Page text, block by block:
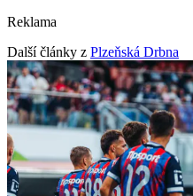
Reklama
Další články z Plzeňská Drbna